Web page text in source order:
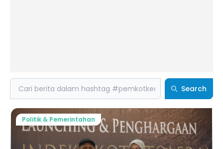
Search Search
Politik & Pemerintahan